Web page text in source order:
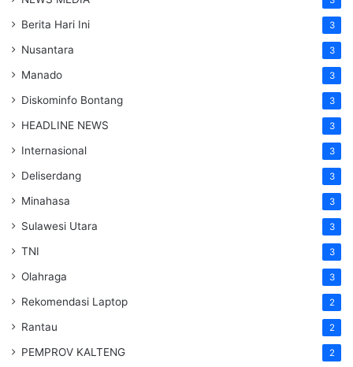
Berita Hari Ini 3
Nusantara 3
Manado 3
Diskominfo Bontang 3
HEADLINE NEWS 3
Internasional 3
Deliserdang 3
Minahasa 3
Sulawesi Utara 3
TNI 3
Olahraga 3
Rekomendasi Laptop 2
Rantau 2
PEMPROV KALTENG 2